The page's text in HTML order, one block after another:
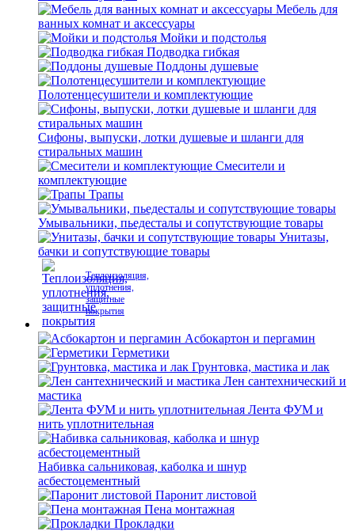
Мебель для
ванных комнат и аксессуары
Мойки и подстолья
Подводка гибкая
Поддоны душевые
Полотенцесушители и комплектующие
Сифоны, выпуски, лотки душевые и шланги для
стиральных машин
Смесители и
комплектующие
Трапы
Умывальники, пьедесталы и сопутствующие товары
Унитазы,
бачки и сопутствующие товары
Теплоизоляция,
уплотнения,
защитные
покрытия
Асбокартон и пергамин
Герметики
Грунтовка, мастика и лак
Лен сантехнический и
мастика
Лента ФУМ и
нить уплотнительная
Набивка сальниковая, каболка и шнур
асбестоцементный
Паронит листовой
Пена монтажная
Прокладки